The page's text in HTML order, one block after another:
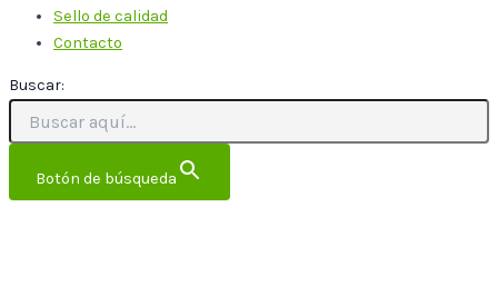
Sello de calidad
Contacto
Buscar:
Botón de búsqueda